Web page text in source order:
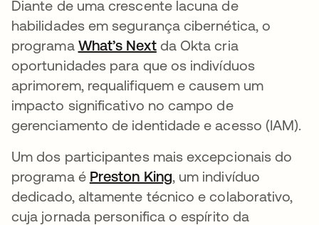
Diante de uma crescente lacuna de
habilidades em segurança cibernética, o
programa What’s Nextabre em uma nova guia
da Okta cria
oportunidades para que os indivíduos
aprimorem, requalifiquem e causem um
impacto significativo no campo de
gerenciamento de identidade e acesso (IAM).
Um dos participantes mais excepcionais do
programa é Preston Kingabre em uma nova
, um indivíduo
dedicado, altamente técnico e colaborativo,
cuja jornada personifica o espírito da